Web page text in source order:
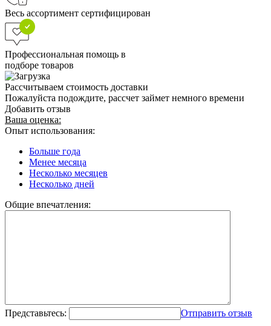
Весь ассортимент сертифицирован
Профессиональная помощь в
подборе товаров
Рассчитываем стоимость доставки
Пожалуйста подождите, рассчет займет немного времени
Добавить отзыв
Ваша оценка:
Опыт использования:
Больше года
Менее месяца
Несколько месяцев
Несколько дней
Общие впечатления:
Представьтесь: Отправить отзыв